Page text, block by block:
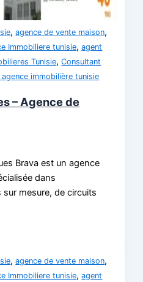
,agence de vente maison,
Immobiliere tunisie,agent
Tunisie,Consultant
agence immobilière tunisie
– Agence de
Brava est un agence
dans
sur mesure, de circuits
,agence de vente maison,
Immobiliere tunisie,agent